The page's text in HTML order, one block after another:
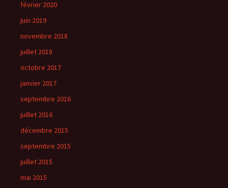
février 2020
juin 2019
novembre 2018
juillet 2018
octobre 2017
janvier 2017
septembre 2016
juillet 2016
décembre 2015
septembre 2015
juillet 2015
mai 2015